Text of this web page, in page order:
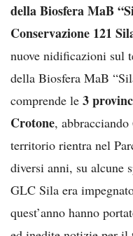
della Biosfera MaB
Conservazione 121
nuove nidificazioni sul
della Biosfera MaB
comprende le 3
Crotone,
territorio rientra nel
diversi anni, su alcune
GLC Sila era
quest’anno hanno